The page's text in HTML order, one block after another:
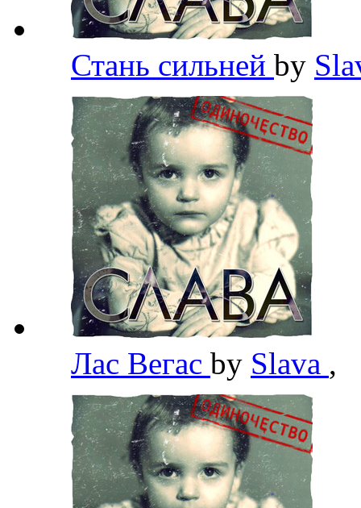
Стань сильней by
Лас Вегас by Slava ,